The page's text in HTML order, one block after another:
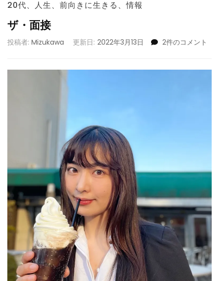
20代、 人生、 前向きに生きる 、情報
ザ・面接
投稿者: Mizukawa 更新日: 2022年3月13日
ザ・
へ
2件のコメント